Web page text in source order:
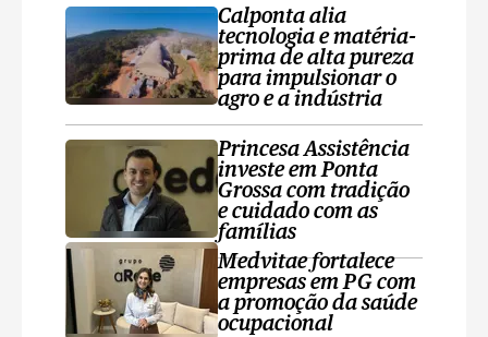
Calponta alia
tecnologia e matéria-
prima de alta pureza
para impulsionar o
agro e a indústria
Princesa Assistência
investe em Ponta
Grossa com tradição
e cuidado com as
famílias
Medvitae fortalece
empresas em PG com
a promoção da saúde
ocupacional